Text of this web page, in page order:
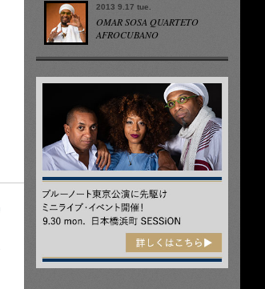
2013 9.17 tue.
OMAR SOSA QUARTETO
AFROCUBANO